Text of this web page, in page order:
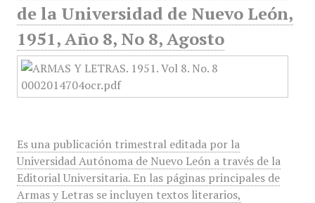
de la Universidad de Nuevo León,
1951, Año 8, No 8, Agosto
Es una publicación trimestral editada por la
Universidad Autónoma de Nuevo León a través de la
Editorial Universitaria. En las páginas principales de
Armas y Letras se incluyen textos literarios,